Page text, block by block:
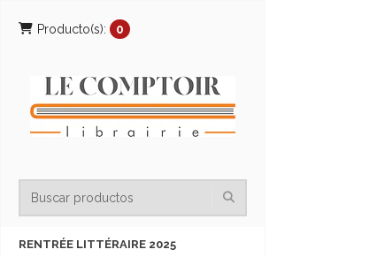
Producto(s): 0
RENTRÉE LITTÉRAIRE 2025